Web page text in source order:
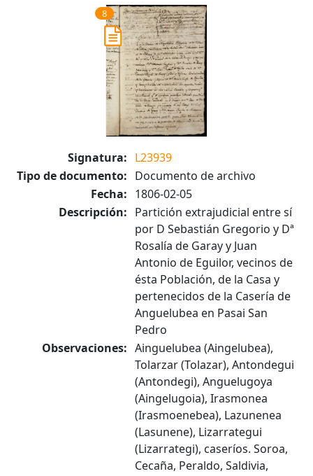
8
Signatura: L23939
Tipo de documento: Documento de archivo
Fecha: 1806-02-05
Descripción: Partición extrajudicial entre sí
por D Sebastián Gregorio y Dª
Rosalía de Garay y Juan
Antonio de Eguilor, vecinos de
ésta Población, de la Casa y
pertenecidos de la Casería de
Anguelubea en Pasai San
Pedro
Observaciones: Ainguelubea (Aingelubea),
Tolarzar (Tolazar), Antondegui
(Antondegi), Anguelugoya
(Aingelugoia), Irasmonea
(Irasmoenebea), Lazunenea
(Lasunene), Lizarrategui
(Lizarrategi), caseríos. Soroa,
Cecaña, Peraldo, Saldivia,